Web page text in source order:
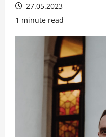
27.05.2023
1 minute read